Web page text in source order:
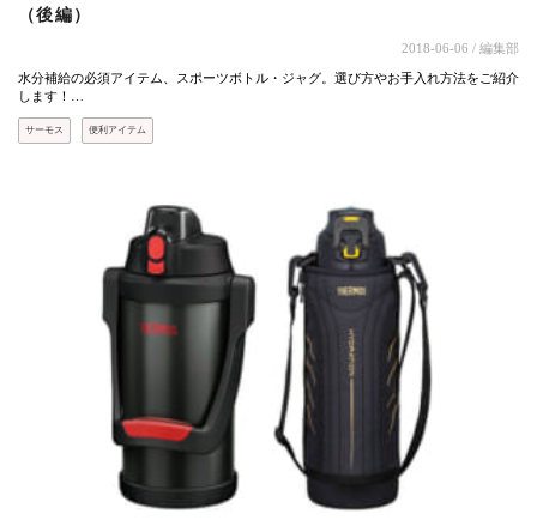
（後編）
2018-06-06 / 編集部
水分補給の必須アイテム、スポーツボトル・ジャグ。選び方やお手入れ方法をご紹介
します！…
サーモス 便利アイテム